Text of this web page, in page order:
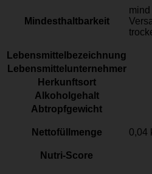
Mindesthaltbarkeit
Lebensmittelbezeichnung
Lebensmittelunternehmer
Herkunftsort
Alkoholgehalt
Abtropfgewicht
Nettofüllmenge 0,04
Nutri-Score